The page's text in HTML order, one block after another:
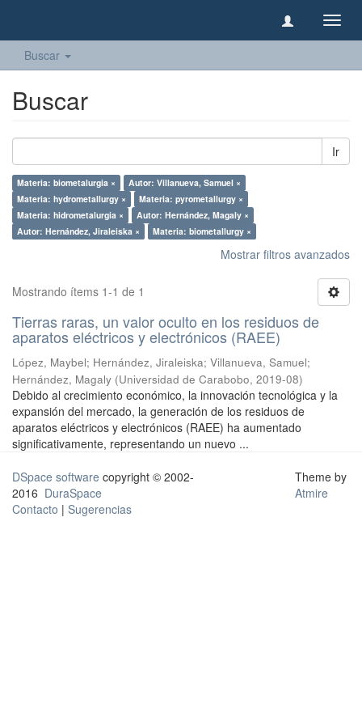
Buscar
Buscar
Ir
Materia: biometalurgia ×
Autor: Villanueva, Samuel ×
Materia: hydrometallurgy ×
Materia: pyrometallurgy ×
Materia: hidrometalurgia ×
Autor: Hernández, Magaly ×
Autor: Hernández, Jiraleiska ×
Materia: biometallurgy ×
Mostrar filtros avanzados
Mostrando ítems 1-1 de 1
Tierras raras, un valor oculto en los residuos de
aparatos eléctricos y electrónicos (RAEE)
López, Maybel; Hernández, Jiraleiska; Villanueva, Samuel;
Hernández, Magaly (Universidad de Carabobo, 2019-08)
Debido al crecimiento económico, la innovación tecnológica y la
expansión del mercado, la generación de los residuos de
aparatos eléctricos y electrónicos (RAEE) ha aumentado
significativamente, representando un nuevo ...
DSpace software copyright © 2002-
2016 DuraSpace
Contacto | Sugerencias
Theme by
Atmire